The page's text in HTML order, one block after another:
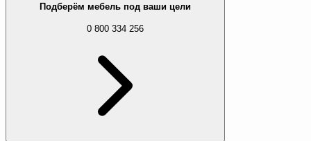
Подберём мебель под ваши цели
0 800 334 256